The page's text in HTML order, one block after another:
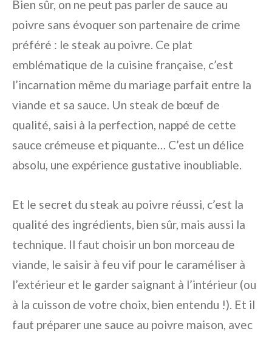
Bien sûr, on ne peut pas parler de sauce au
poivre sans évoquer son partenaire de crime
préféré : le steak au poivre. Ce plat
emblématique de la cuisine française, c’est
l’incarnation même du mariage parfait entre la
viande et sa sauce. Un steak de bœuf de
qualité, saisi à la perfection, nappé de cette
sauce crémeuse et piquante… C’est un délice
absolu, une expérience gustative inoubliable.
Et le secret du steak au poivre réussi, c’est la
qualité des ingrédients, bien sûr, mais aussi la
technique. Il faut choisir un bon morceau de
viande, le saisir à feu vif pour le caraméliser à
l’extérieur et le garder saignant à l’intérieur (ou
à la cuisson de votre choix, bien entendu !). Et il
faut préparer une sauce au poivre maison, avec